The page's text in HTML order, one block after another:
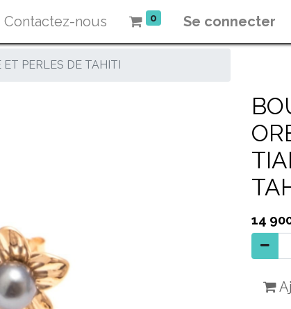
Contactez-nous 0 Se connecter
PERLES DE TAHITI
14